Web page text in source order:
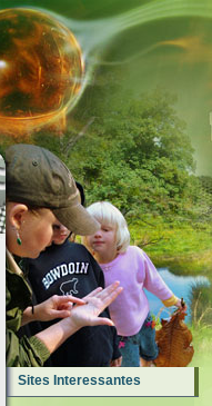
Sites Interessantes